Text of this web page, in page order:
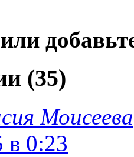
(35)
Моисеева
в 0:23